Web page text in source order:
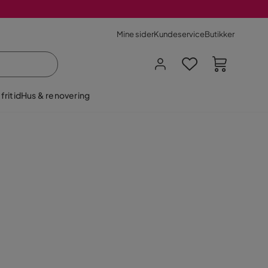
Mine siderKundeserviceButikker
fritidHus & renovering